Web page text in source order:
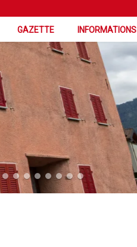
GAZETTE INFORMATIONS